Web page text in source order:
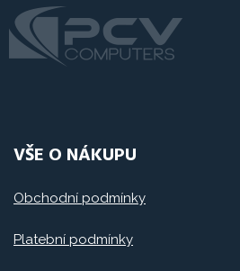
VŠE O NÁKUPU
Obchodní podmínky
Platební podmínky